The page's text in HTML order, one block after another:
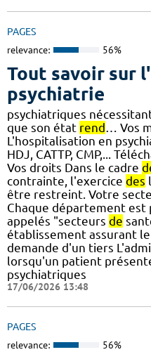
PAGES
relevance: 56%
Tout savoir sur
psychiatrie
psychiatriques
que son état rend … Vos
L'hospitalisation en
HDJ, CATTP, CMP,...
Vos droits Dans le cadre
contrainte, l'exercice des
être restreint. Votre
Chaque département
appelés "secteurs de
établissement assurant
demande d'un tiers
lorsqu'un patient
psychiatriques
17/06/2026 13:48
PAGES
relevance: 56%